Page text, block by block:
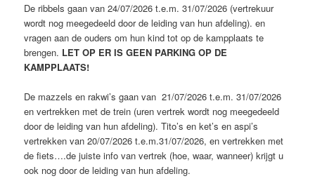
De ribbels gaan van 24/07/2026 t.e.m. 31/07/2026 (vertrekuur
wordt nog meegedeeld door de leiding van hun afdeling). en
vragen aan de ouders om hun kind tot op de kampplaats te
brengen. LET OP ER IS GEEN PARKING OP DE
KAMPPLAATS!
De mazzels en rakwi’s gaan van 21/07/2026 t.e.m. 31/07/2026
en vertrekken met de trein (uren vertrek wordt nog meegedeeld
door de leiding van hun afdeling). Tito’s en ket’s en aspi’s
vertrekken van 20/07/2026 t.e.m.31/07/2026, en vertrekken met
de fiets….de juiste info van vertrek (hoe, waar, wanneer) krijgt u
ook nog door de leiding van hun afdeling.